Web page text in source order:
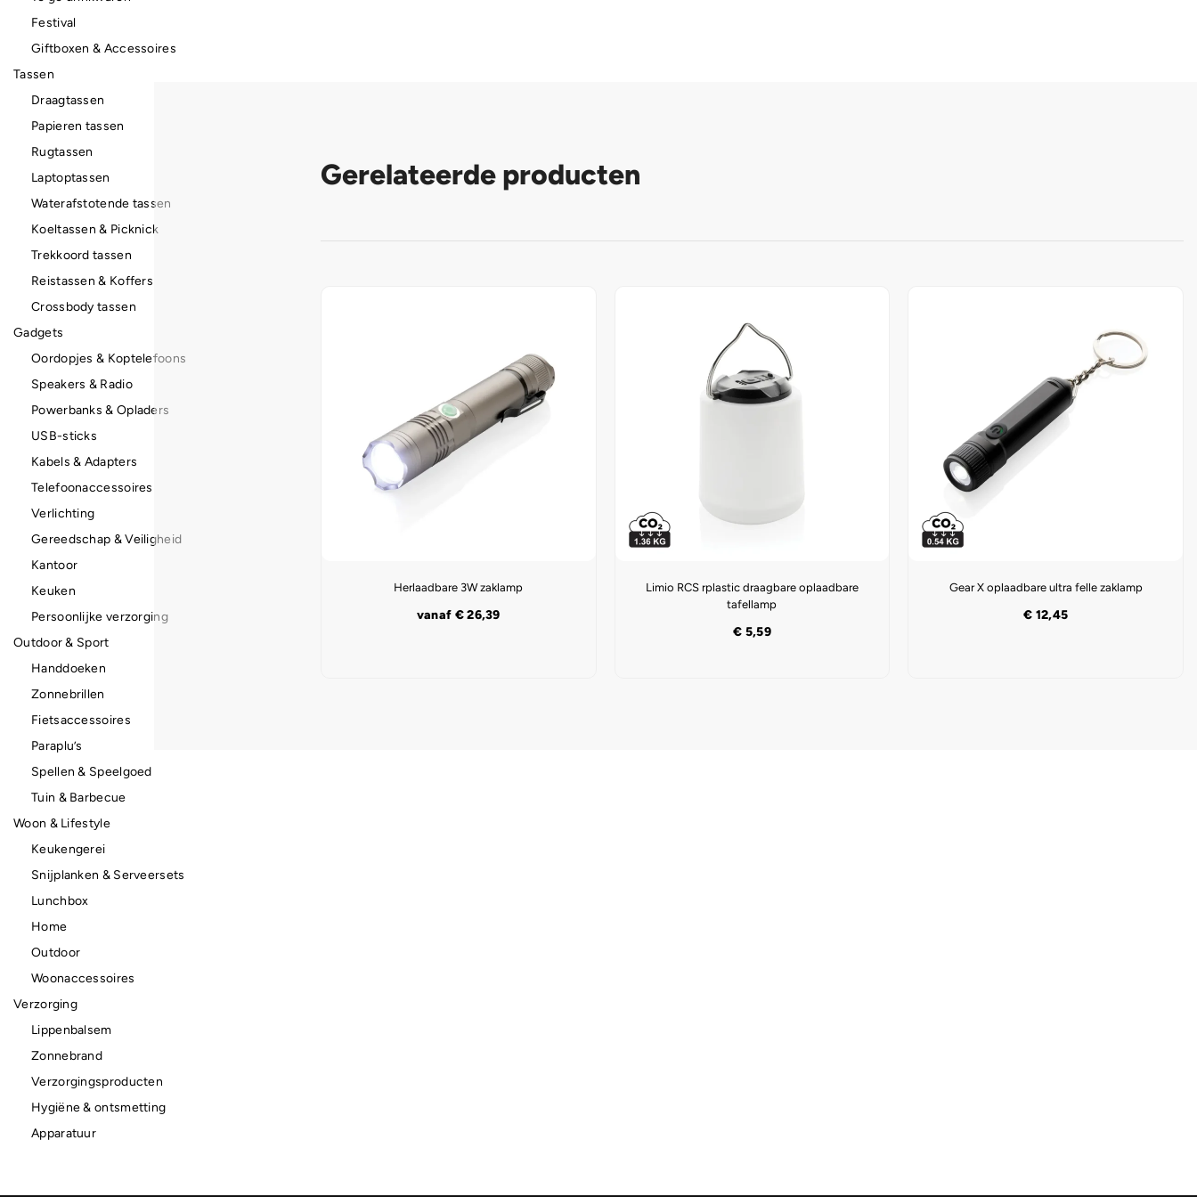
Gerelateerde producten
Herlaadbare 3W zaklamp
vanaf €26,39
Limio RCS rplastic draagbare oplaadbare
tafellamp
€ 5,59
Gear X oplaadbare ultra felle zaklamp
€ 12,45
Festival
Giftboxen & Accessoires
Tassen
Draagtassen
Papieren tassen
Rugtassen
Laptoptassen
Waterafstotende tassen
Koeltassen & Picknick
Trekkoord tassen
Reistassen & Koffers
Crossbody tassen
Gadgets
Oordopjes & Koptelefoons
Speakers & Radio
Powerbanks & Opladers
USB-sticks
Kabels & Adapters
Telefoonaccessoires
Verlichting
Gereedschap & Veiligheid
Kantoor
Keuken
Persoonlijke verzorging
Outdoor & Sport
Handdoeken
Zonnebrillen
Fietsaccessoires
Paraplu’s
Spellen & Speelgoed
Tuin & Barbecue
Woon & Lifestyle
Keukengerei
Snijplanken & Serveersets
Lunchbox
Home
Outdoor
Woonaccessoires
Verzorging
Lippenbalsem
Zonnebrand
Verzorgingsproducten
Hygiëne & ontsmetting
Apparatuur